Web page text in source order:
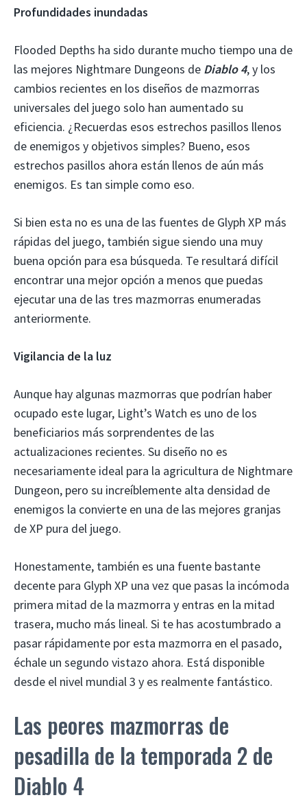
Profundidades inundadas
Flooded Depths ha sido durante mucho tiempo una de
las mejores Nightmare Dungeons de Diablo 4, y los
cambios recientes en los diseños de mazmorras
universales del juego solo han aumentado su
eficiencia. ¿Recuerdas esos estrechos pasillos llenos
de enemigos y objetivos simples? Bueno, esos
estrechos pasillos ahora están llenos de aún más
enemigos. Es tan simple como eso.
Si bien esta no es una de las fuentes de Glyph XP más
rápidas del juego, también sigue siendo una muy
buena opción para esa búsqueda. Te resultará difícil
encontrar una mejor opción a menos que puedas
ejecutar una de las tres mazmorras enumeradas
anteriormente.
Vigilancia de la luz
Aunque hay algunas mazmorras que podrían haber
ocupado este lugar, Light’s Watch es uno de los
beneficiarios más sorprendentes de las
actualizaciones recientes. Su diseño no es
necesariamente ideal para la agricultura de Nightmare
Dungeon, pero su increíblemente alta densidad de
enemigos la convierte en una de las mejores granjas
de XP pura del juego.
Honestamente, también es una fuente bastante
decente para Glyph XP una vez que pasas la incómoda
primera mitad de la mazmorra y entras en la mitad
trasera, mucho más lineal. Si te has acostumbrado a
pasar rápidamente por esta mazmorra en el pasado,
échale un segundo vistazo ahora. Está disponible
desde el nivel mundial 3 y es realmente fantástico.
Las peores mazmorras de
pesadilla de la temporada 2 de
Diablo 4